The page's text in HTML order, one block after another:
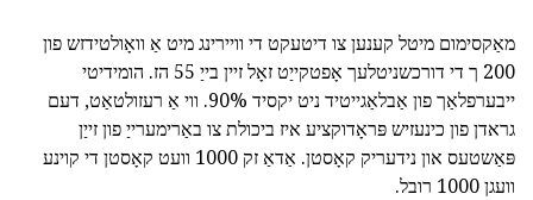
מאַקסימום מיטל קענען צו דיטעקט די וויירינג מיט אַ וואָולטידזש פון
200 ך די דורכשניטלעך אָפטקייַט זאָל זיין בייַ 55 הז. הומידיטי
ייבערפלאַך פון אַבלאַגייטיד ניט יקסיד 90%. ווי אַ רעזולטאַט, דעם
גראדן פון כינעזיש פּראָדוקציע איז ביכולת צו באַרימערייַ פון זייַן
פּאַשטעס און נידעריק קאָסטן. אַדאַ זק 1000 וועט קאָסטן די קוינע
וועגן 1000 רובל.